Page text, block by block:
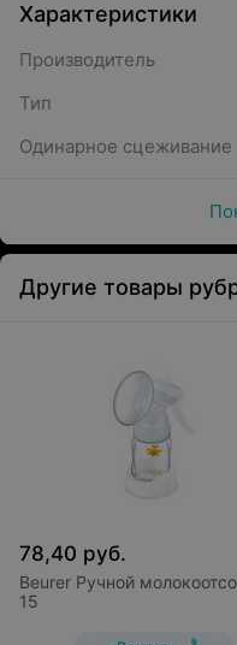
Характеристики
Производитель
Тип
Одинарное сцеживание
Другие товары
78,40 руб.
Beurer Pучной
15